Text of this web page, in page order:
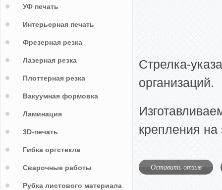
Стрелка-
организаций.
крепления
Оставить отзыв
УФ печать
Интерьерная печать
Фрезерная резка
Лазерная резка
Плоттерная резка
Вакуумная формовка
Ламинация
3D-печать
Гибка оргстекла
Сварочные работы
Рубка листового материала